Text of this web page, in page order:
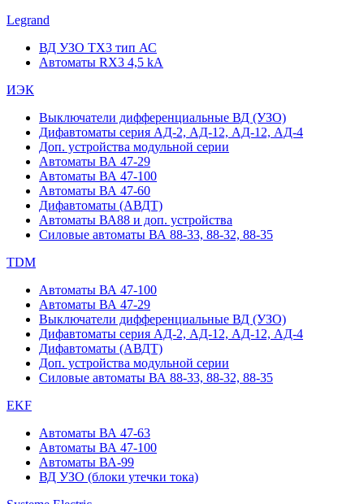
Legrand
ВД УЗО TX3 тип АС
Автоматы RX3 4,5 kA
ИЭК
Выключатели дифференциальные ВД (УЗО)
Дифавтоматы серия АД-2, АД-12, АД-12, АД-4
Доп. устройства модульной серии
Автоматы ВА 47-29
Автоматы ВА 47-100
Автоматы ВА 47-60
Дифавтоматы (АВДТ)
Автоматы ВА88 и доп. устройства
Силовые автоматы ВА 88-33, 88-32, 88-35
TDM
Автоматы ВА 47-100
Автоматы ВА 47-29
Выключатели дифференциальные ВД (УЗО)
Дифавтоматы серия АД-2, АД-12, АД-12, АД-4
Дифавтоматы (АВДТ)
Доп. устройства модульной серии
Силовые автоматы ВА 88-33, 88-32, 88-35
EKF
Автоматы ВА 47-63
Автоматы ВА 47-100
Автоматы ВА-99
ВД УЗО (блоки утечки тока)